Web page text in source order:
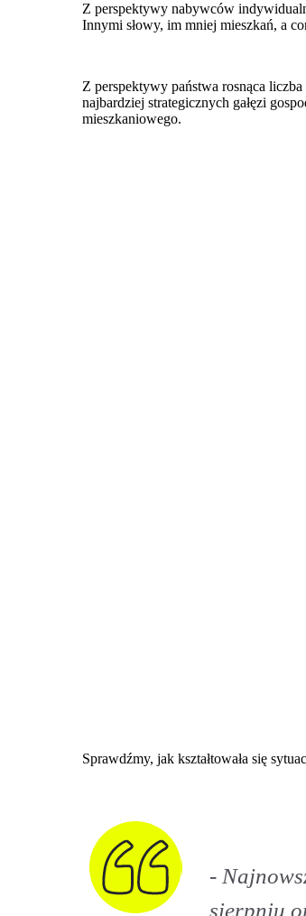
Z perspektywy nabywców
Innymi słowy, im mniej mieszkań, a
Z perspektywy państwa rosnąca
najbardziej strategicznych gałęzi
mieszkaniowego.
Sprawdźmy, jak kształtowała się
-
sierpniu